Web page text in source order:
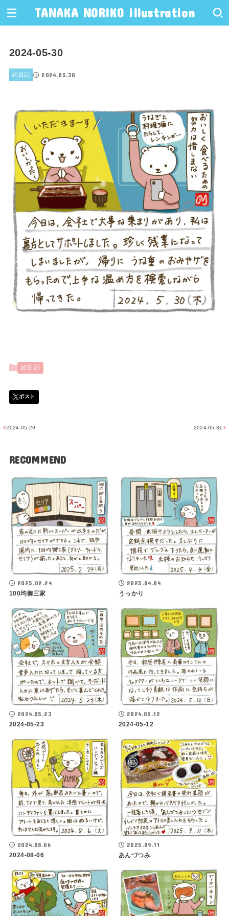
TANAKA NORIKO illustration
2024-05-30
絵日記 2024.05.30
絵日記
2024-05-31
2024-05-29
RECOMMEND
2025.02.24
100均御三家
2025.04.04
うっかり
2024.05.23
2024-05-23
2024.05.12
2024-05-12
2024.08.06
2024-08-06
2025.09.11
あんづつみ